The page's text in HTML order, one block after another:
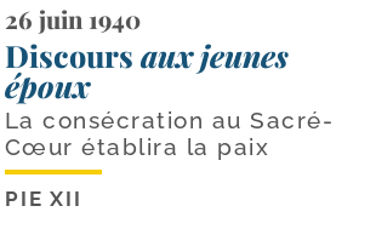
26 juin 1940
Discours aux jeunes
époux
La consécration au Sacré-
Cœur établira la paix
PIE XII